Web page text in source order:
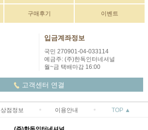
구매후기 이벤트
입금계좌정보
국민 270901-04-033114
예금주: (주)한독인터네셔널
월~금 택배마감 16:00
고객센터 연결
상점정보 이용안내 TOP ▲